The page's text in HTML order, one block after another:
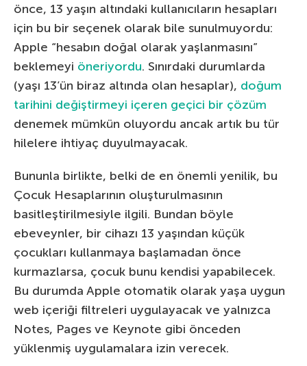
önce, 13 yaşın altındaki kullanıcıların hesapları
için bu bir seçenek olarak bile sunulmuyordu:
Apple “hesabın doğal olarak yaşlanmasını”
beklemeyi öneriyordu. Sınırdaki durumlarda
(yaşı 13’ün biraz altında olan hesaplar), doğum
tarihini değiştirmeyi içeren geçici bir çözüm
denemek mümkün oluyordu ancak artık bu tür
hilelere ihtiyaç duyulmayacak.
Bununla birlikte, belki de en önemli yenilik, bu
Çocuk Hesaplarının oluşturulmasının
basitleştirilmesiyle ilgili. Bundan böyle
ebeveynler, bir cihazı 13 yaşından küçük
çocukları kullanmaya başlamadan önce
kurmazlarsa, çocuk bunu kendisi yapabilecek.
Bu durumda Apple otomatik olarak yaşa uygun
web içeriği filtreleri uygulayacak ve yalnızca
Notes, Pages ve Keynote gibi önceden
yüklenmiş uygulamalara izin verecek.